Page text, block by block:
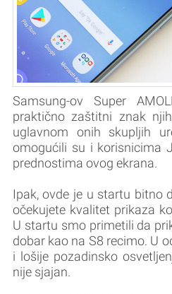
Samsung-ov Super
praktično zaštitni znak
uglavnom onih skupljih
omogućili su i korisnicima
prednostima ovog ekrana.
Ipak, ovde je u startu bitno
očekujete kvalitet prikaza
U startu smo primetili da
dobar kao na S8 recimo. U
i lošije pozadinsko
nije sjajan.